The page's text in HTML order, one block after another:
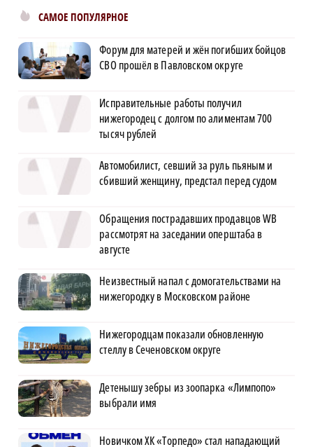
САМОЕ ПОПУЛЯРНОЕ
Форум для матерей и жён погибших бойцов
СВО прошёл в Павловском округе
Исправительные работы получил
нижегородец с долгом по алиментам 700
тысяч рублей
Автомобилист, севший за руль пьяным и
сбивший женщину, предстал перед судом
Обращения пострадавших продавцов WB
рассмотрят на заседании оперштаба в
августе
Неизвестный напал с домогательствами на
нижегородку в Московском районе
Нижегородцам показали обновленную
стеллу в Сеченовском округе
Детенышу зебры из зоопарка «Лимпопо»
выбрали имя
Новичком ХК «Торпедо» стал нападающий